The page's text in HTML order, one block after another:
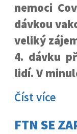
nemoci
dávkou
veliký
4. dávku
lidí. V
Číst více
FTN SE